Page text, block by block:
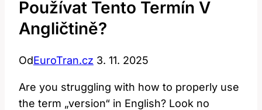
Používat Tento Termín V
Angličtině?
OdEuroTran.cz 3. 11. 2025
Are you struggling with how to properly use
the term „version“ in English? Look no